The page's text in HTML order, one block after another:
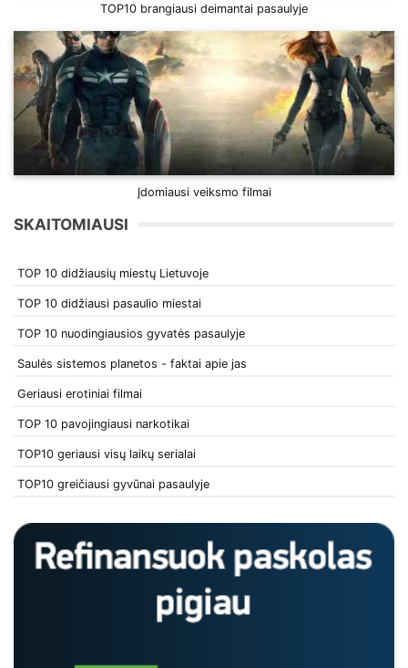
TOP10 brangiausi deimantai pasaulyje
Įdomiausi veiksmo filmai
SKAITOMIAUSI
TOP 10 didžiausių miestų Lietuvoje
TOP 10 didžiausi pasaulio miestai
TOP 10 nuodingiausios gyvatės pasaulyje
Saulės sistemos planetos - faktai apie jas
Geriausi erotiniai filmai
TOP 10 pavojingiausi narkotikai
TOP10 geriausi visų laikų serialai
TOP10 greičiausi gyvūnai pasaulyje